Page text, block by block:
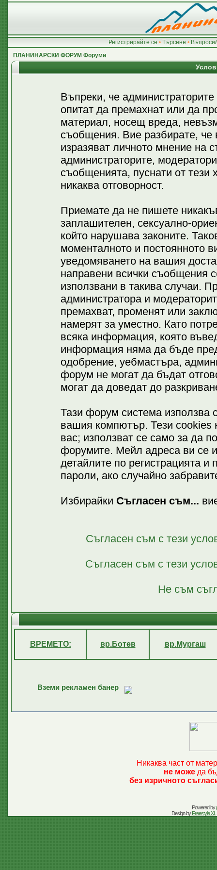
Регистрирайте се • Търсене •
ПЛАНИНАРСКИ ФОРУМ Форуми
Въпреки, че
опитат да премахнат или да
материал, носещ вреда,
съобщения. Вие разбирате,
изразяват личното мнение на
администраторите,
съобщенията, пуснати от тези
никаква отговорност.
Приемате да не пишете
заплашителен, сексуално-
който нарушава законите.
моменталното и постоянното
уведомяването на вашия
направени всички съобщения
използвани в такива случаи.
администратора и
премахват, променят или
намерят за уместно. Като
всяка информация, която
информация няма да бъде
одобрение, уебмастъра,
форум не могат да бъдат
могат да доведат до
Тази форум система използва
вашия компютър. Тези cookies
вас; използват се само за да
форумите. Мейл адреса ви се
детайлите по регистрацията
пароли, ако случайно
Избирайки Съгласен съм...
Съгласен съм с тези
Съгласен съм с тези
Не съм
ВРЕМЕТО: вр.Ботев вр.Мургаш
Вземи рекламен банер
Никаква част от
не може да
без изричното
Powered by
Design byFreestyle XL